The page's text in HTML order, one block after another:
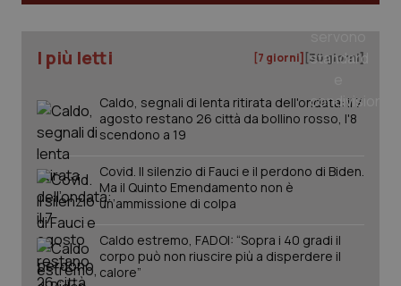
I più letti [7 giorni] [30 giorni]
Caldo, segnali di lenta ritirata dell'ondata: il 7
agosto restano 26 città da bollino rosso, l'8
scendono a 19
Covid. Il silenzio di Fauci e il perdono di Biden.
Ma il Quinto Emendamento non è
un’ammissione di colpa
Caldo estremo, FADOI: “Sopra i 40 gradi il
corpo può non riuscire più a disperdere il
calore”
tracking-sites-ironfish-
session-id
www.quotidianosanita.it
_ga
.quotidianosanita.it